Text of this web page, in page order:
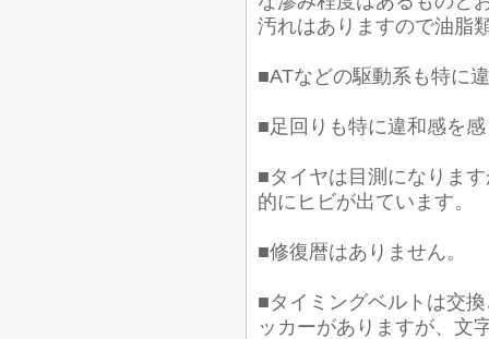
汚れはありますので油脂
■ATなどの駆動系も特に
■足回りも特に違和感を
■タイヤは目測になりま
的にヒビが出ています。
■修復暦はありません。
■タイミングベルトは交
ッカーがありますが、文